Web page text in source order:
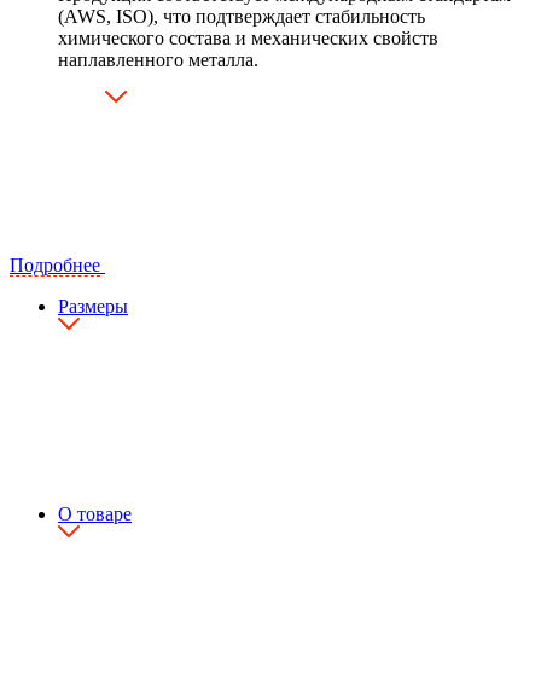
(AWS, ISO), что подтверждает стабильность
химического состава и механических свойств
наплавленного металла.
Подробнее
Размеры
О товаре